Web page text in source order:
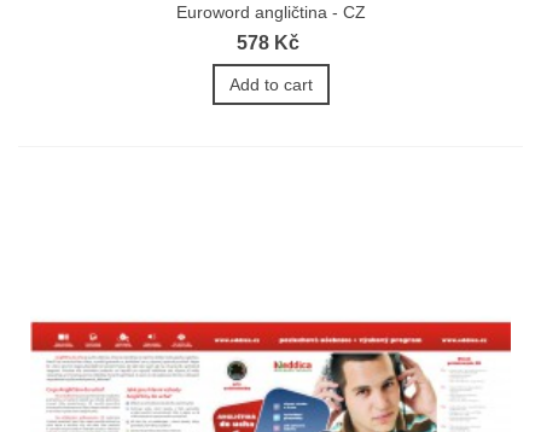
Euroword angličtina - CZ
578 Kč
Add to cart